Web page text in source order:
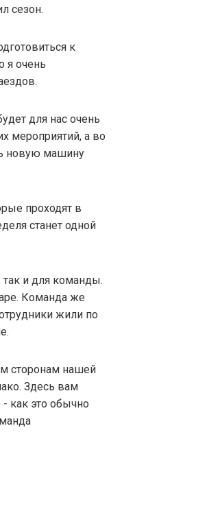
сезон.
к
я очень
для нас очень
мероприятий, а во
новую машину
проходят в
станет одной
так и для команды.
Команда же
жили по
сторонам нашей
Здесь вам
как это обычно